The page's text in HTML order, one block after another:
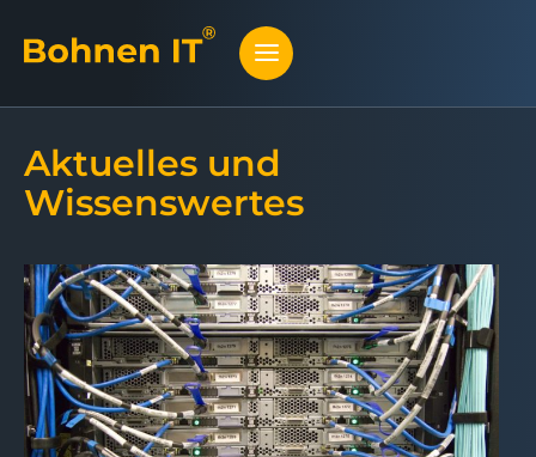
Aktuelles und
Wissenswertes